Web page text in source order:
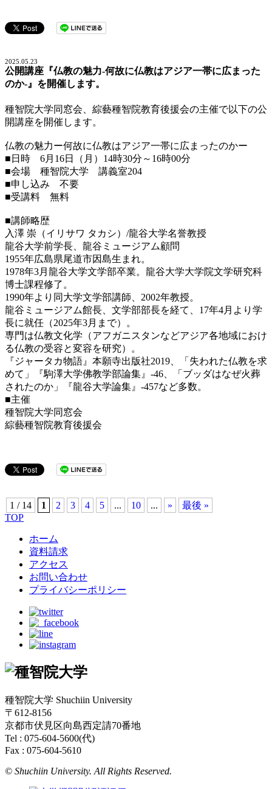
2025.05.23
公開講座『仏教の魅力-何故に仏教はアジア一帯に広まった
のか-』を開催します。
種智院大学同窓会、綜藝種智院教育後援会の主催で以下の公
開講座を開催します。
仏教の魅力ー何故に仏教はアジア一帯に広まったのかー
■日時 6月16日（月）14時30分～16時00分
■会場 種智院大学 講義室204
■申し込み 不要
■受講料 無料
■講師略歴
入澤 崇（イリサワ タカシ）/龍谷大学名誉教授
龍谷大学前学長、龍谷ミュージアム顧問
1955年広島県尾道市因島生まれ。
1978年3月龍谷大学文学部卒業。龍谷大学大学院文学研究科
博士課程修了。
1990年より同大学文学部講師、2002年教授。
龍谷ミュージアム館長、文学部部長を経て、17年4月より学
長に就任（2025年3月まで）。
専門は仏教文化学（アフガニスタンなどアジア各地域におけ
る仏教の受容と変容を研究）。
『ジャータカ物語』本願寺出版社2019、「失われた仏教を求
めて」『駒澤大学佛教学部論集』-46、「ブッダはなぜ火葬
されたのか」『龍谷大学論集』-457など多数。
■主催
種智院大学同窓会
綜藝種智院教育後援会
1 / 14 1 2 3 4 5 ... 10 ... »
最後 »
TOP
ホーム
資料請求
アクセス
お問い合わせ
プライバシーポリシー
種智院大学 Shuchiin University
〒612-8156
京都市伏見区向島西定請70番地
Tel : 075-604-5600(代)
Fax : 075-604-5610
© Shuchiin University. All Rights Reserved.